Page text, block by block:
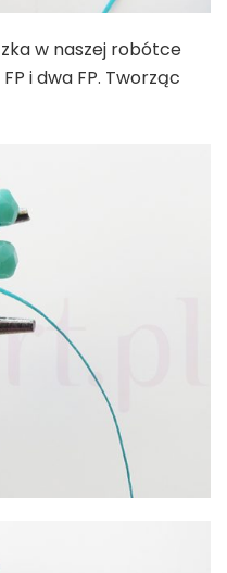
w naszej robótce
i dwa FP. Tworząc